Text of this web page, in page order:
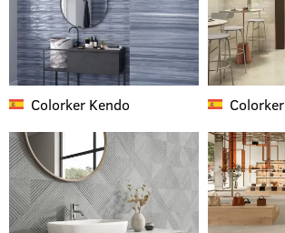
Colorker Kendo Colorker